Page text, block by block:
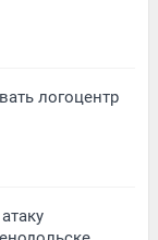
логоцентр